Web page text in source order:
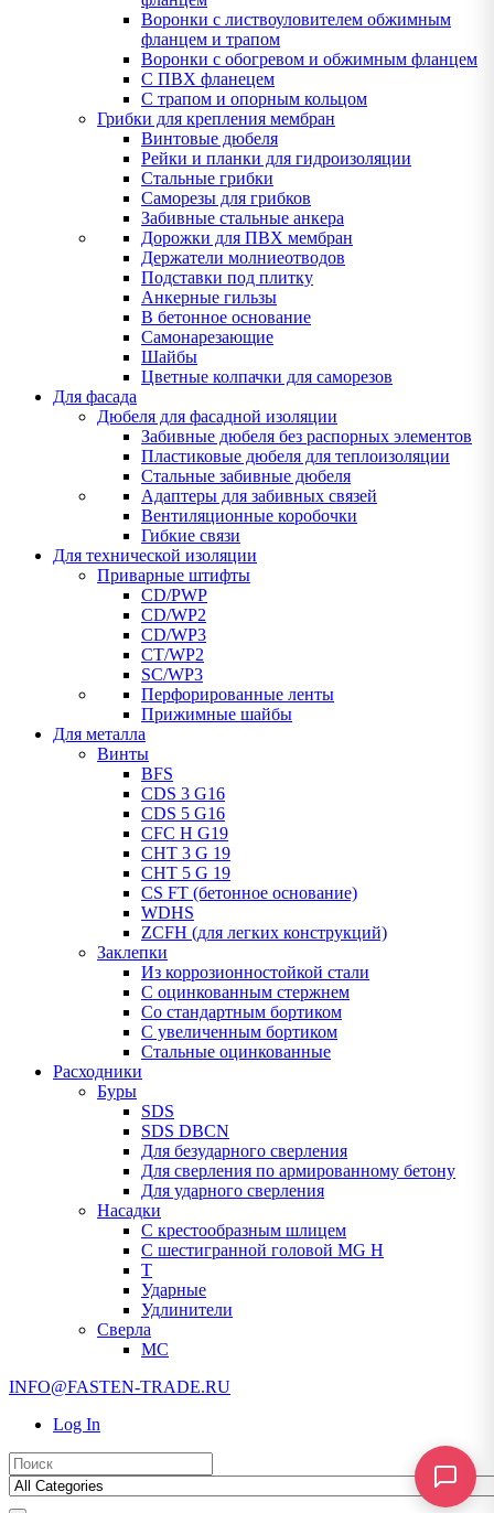
Воронки с листвоуловителем обжимным
фланцем и трапом
Воронки с обогревом и обжимным фланцем
С ПВХ фланецем
С трапом и опорным кольцом
Грибки для крепления мембран
Винтовые дюбеля
Рейки и планки для гидроизоляции
Стальные грибки
Саморезы для грибков
Забивные стальные анкера
Дорожки для ПВХ мембран
Держатели молниеотводов
Подставки под плитку
Анкерные гильзы
В бетонное основание
Самонарезающие
Шайбы
Цветные колпачки для саморезов
Для фасада
Дюбеля для фасадной изоляции
Забивные дюбеля без распорных элементов
Пластиковые дюбеля для теплоизоляции
Стальные забивные дюбеля
Адаптеры для забивных связей
Вентиляционные коробочки
Гибкие связи
Для технической изоляции
Приварные штифты
CD/PWP
CD/WP2
CD/WP3
CT/WP2
SC/WP3
Перфорированные ленты
Прижимные шайбы
Для металла
Винты
BFS
CDS 3 G16
CDS 5 G16
CFC H G19
CHT 3 G 19
CHT 5 G 19
CS FT (бетонное основание)
WDHS
ZCFH (для легких конструкций)
Заклепки
Из коррозионностойкой стали
С оцинкованным стержнем
Со стандартным бортиком
С увеличенным бортиком
Стальные оцинкованные
Расходники
Буры
SDS
SDS DBCN
Для безударного сверления
Для сверления по армированному бетону
Для ударного сверления
Насадки
С крестообразным шлицем
С шестигранной головой MG H
T
Ударные
Удлинители
Сверла
МС
INFO@FASTEN-TRADE.RU
Log In